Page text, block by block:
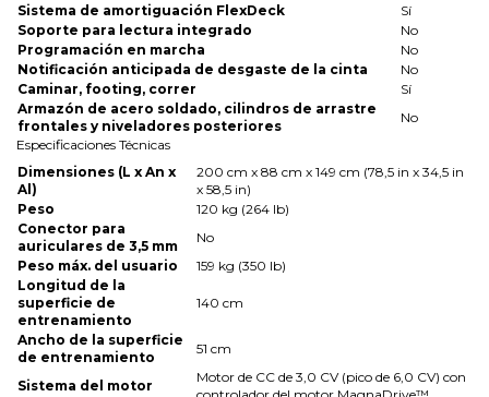
Sistema de amortiguación FlexDeck
Sí
Soporte para lectura integrado
No
Programación en marcha
No
Notificación anticipada de desgaste de la cinta
No
Caminar, footing, correr
Sí
Armazón de acero soldado, cilindros de arrastre
frontales y niveladores posteriores
No
Especificaciones Técnicas
Dimensiones (L x An x
Al)
200 cm x 88 cm x 149 cm (78,5 in x 34,5 in
x 58,5 in)
Peso
120 kg (264 lb)
Conector para
auriculares de 3,5 mm
No
Peso máx. del usuario
159 kg (350 lb)
Longitud de la
superficie de
entrenamiento
140 cm
Ancho de la superficie
de entrenamiento
51 cm
Sistema del motor
Motor de CC de 3,0 CV (pico de 6,0 CV) con